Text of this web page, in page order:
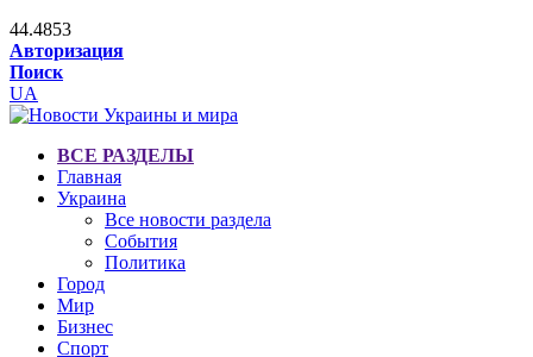
44.4853
Авторизация
Поиск
UA
ВСЕ РАЗДЕЛЫ
Главная
Украина
Все новости раздела
События
Политика
Город
Мир
Бизнес
Спорт